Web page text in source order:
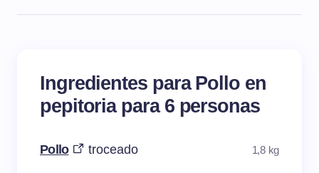
Ingredientes para Pollo en
pepitoria para 6 personas
Pollo troceado 1,8 kg